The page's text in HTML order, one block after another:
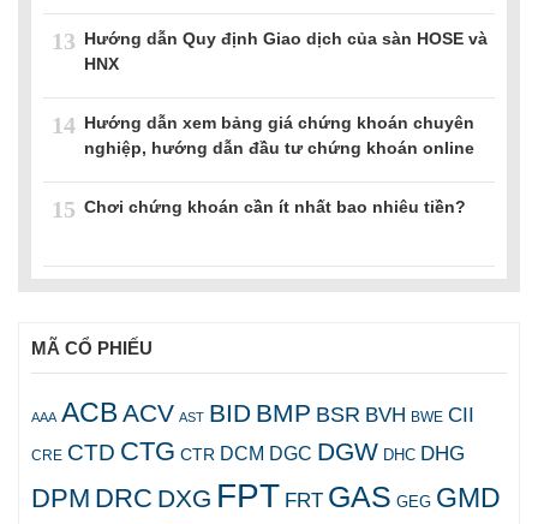
13 Hướng dẫn Quy định Giao dịch của sàn HOSE và
HNX
14 Hướng dẫn xem bảng giá chứng khoán chuyên
nghiệp, hướng dẫn đầu tư chứng khoán online
15 Chơi chứng khoán cần ít nhất bao nhiêu tiền?
MÃ CỔ PHIẾU
AAA ACB ACV AST BID BMP BSR BVH BWE CII
CRE CTD CTG CTR DCM DGC DGW DHC DHG
DPM DRC DXG FPT FRT GAS GEG GMD